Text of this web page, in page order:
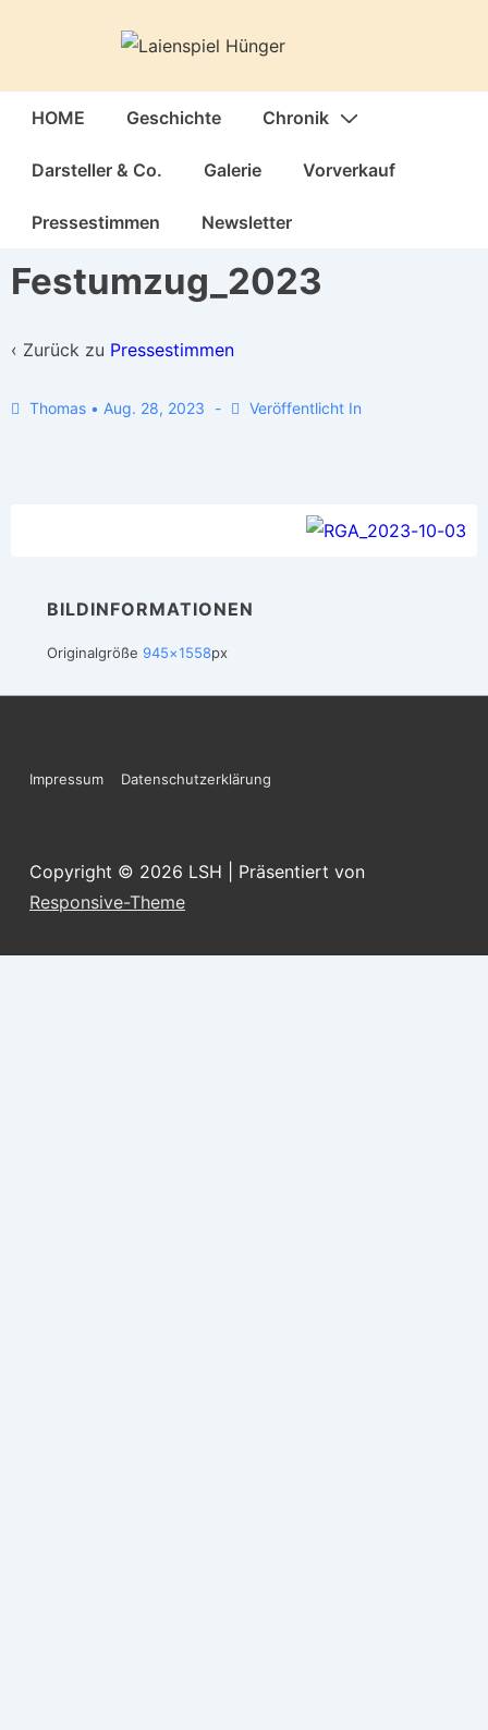
Hauptnavigation
HOME Geschichte Chronik
Darsteller & Co. Galerie Vorverkauf
Pressestimmen Newsletter
Festumzug_2023
‹ Zurück zu Pressestimmen
Thomas • Aug. 28, 2023 Veröffentlicht In
BILDINFORMATIONEN
Originalgröße 945×1558px
Footer-
Impressum Datenschutzerklärung
Copyright © 2026 LSH
| Präsentiert von
Responsive-Theme